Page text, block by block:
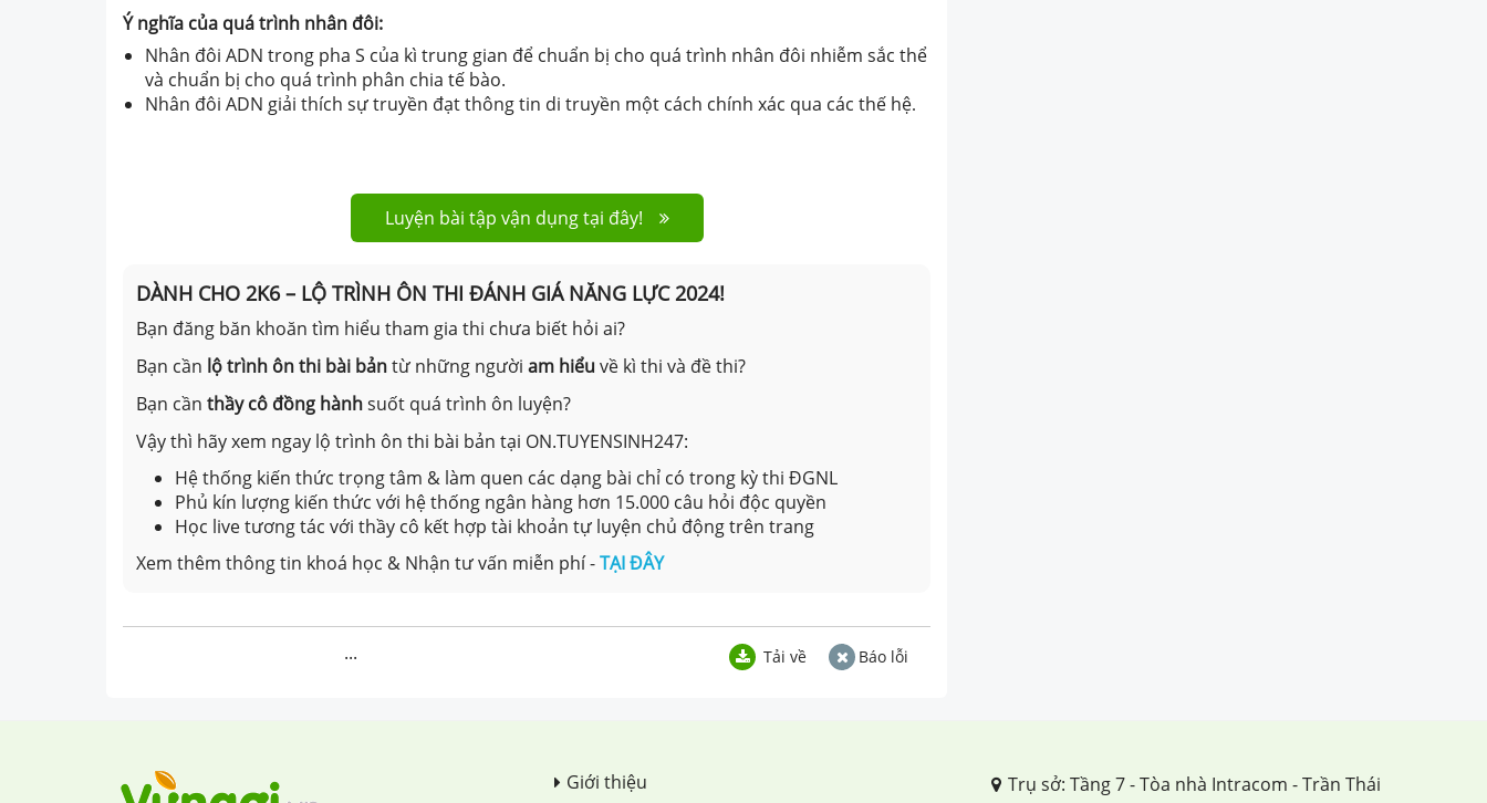
Ý nghĩa của quá trình nhân đôi:
Nhân đôi ADN trong pha S của kì trung gian để chuẩn bị cho quá trình nhân đôi nhiễm sắc thể
và chuẩn bị cho quá trình phân chia tế bào.
Nhân đôi ADN giải thích sự truyền đạt thông tin di truyền một cách chính xác qua các thế hệ.
Luyện bài tập vận dụng tại đây!
DÀNH CHO 2K6 – LỘ TRÌNH ÔN THI ĐÁNH GIÁ NĂNG LỰC 2024!
Bạn đăng băn khoăn tìm hiểu tham gia thi chưa biết hỏi ai?
Bạn cần lộ trình ôn thi bài bảntừ những người am hiểuvề kì thi và đề thi?
Bạn cần thầy cô đồng hànhsuốt quá trình ôn luyện?
Vậy thì hãy xem ngay lộ trình ôn thi bài bản tại ON.TUYENSINH247:
Hệ thống kiến thức trọng tâm & làm quen các dạng bài chỉ có trong kỳ thi ĐGNL
Phủ kín lượng kiến thức với hệ thống ngân hàng hơn 15.000 câu hỏi độc quyền
Học live tương tác với thầy cô kết hợp tài khoản tự luyện chủ động trên trang
Xem thêm thông tin khoá học & Nhận tư vấn miễn phí -TẠI ĐÂY
... Tải về Báo lỗi
Giới thiệu
Trụ sở: Tầng 7 - Tòa nhà Intracom - Trần Thái